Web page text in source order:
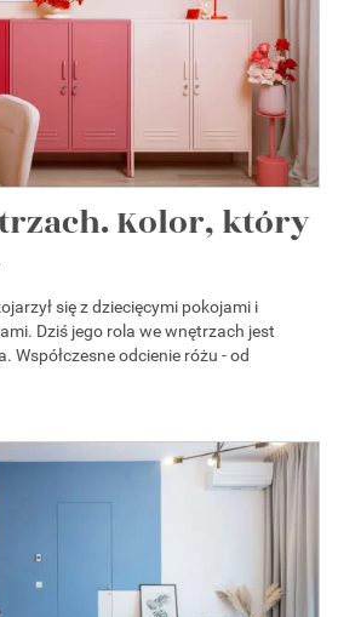
Kolor, który
się z dziecięcymi pokojami i
Dziś jego rola we wnętrzach jest
Współczesne odcienie różu - od